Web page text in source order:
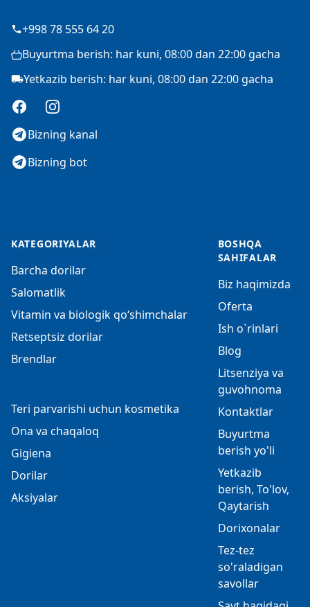
+998 78 555 64 20
Buyurtma berish: har kuni, 08:00 dan 22:00 gacha
Yetkazib berish: har kuni, 08:00 dan 22:00 gacha
FacebookInstagram
Bizning kanal
Bizning bot
KATEGORIYALAR
Barcha dorilar
Salomatlik
Vitamin va biologik qo‘shimchalar
Retseptsiz dorilar
Brendlar
Teri parvarishi uchun kosmetika
Ona va chaqaloq
Gigiena
Dorilar
Aksiyalar
BOSHQA
SAHIFALAR
Biz haqimizda
Oferta
Ish o`rinlari
Blog
Litsenziya va
guvohnoma
Kontaktlar
Buyurtma
berish yo'li
Yetkazib
berish, To'lov,
Qaytarish
Dorixonalar
Tez-tez
so'raladigan
savollar